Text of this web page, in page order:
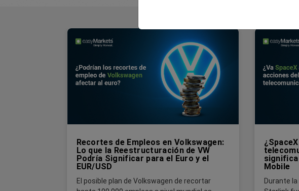
Recortes de Empleos en Volkswagen:
Lo que la Reestructuración de VW
Podría Significar para el Euro y el
EUR/USD
El posible plan de Volkswagen de recortar
significa
Mobile
Durante